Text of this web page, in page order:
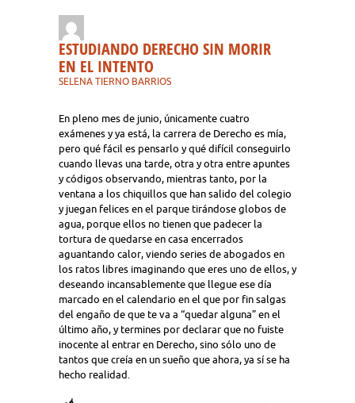
ESTUDIANDO DERECHO SIN MORIR
EN EL INTENTO
SELENA TIERNO BARRIOS
En pleno mes de junio, únicamente cuatro
exámenes y ya está, la carrera de Derecho es mía,
pero qué fácil es pensarlo y qué difícil conseguirlo
cuando llevas una tarde, otra y otra entre apuntes
y códigos observando, mientras tanto, por la
ventana a los chiquillos que han salido del colegio
y juegan felices en el parque tirándose globos de
agua, porque ellos no tienen que padecer la
tortura de quedarse en casa encerrados
aguantando calor, viendo series de abogados en
los ratos libres imaginando que eres uno de ellos, y
deseando incansablemente que llegue ese día
marcado en el calendario en el que por fin salgas
del engaño de que te va a “quedar alguna” en el
último año, y termines por declarar que no fuiste
inocente al entrar en Derecho, sino sólo uno de
tantos que creía en un sueño que ahora, ya sí se ha
hecho realidad.